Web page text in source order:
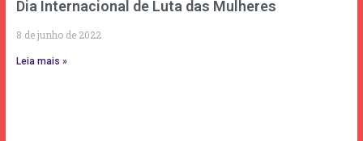
Dia Internacional de Luta das Mulheres
8 de junho de 2022
Leia mais »